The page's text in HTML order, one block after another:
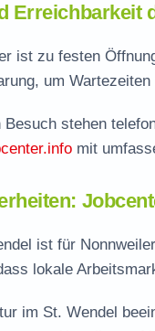
Erreichbarkeit
ist zu festen
um
Besuch stehen
mit
ist für
lokale
im St. Wendel